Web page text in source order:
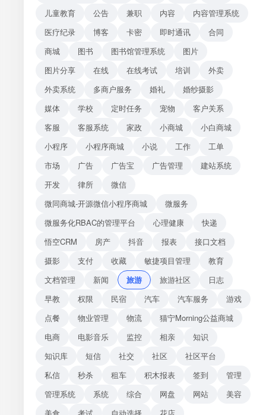
儿童教育
公告 兼职 内容
内容管理系统
医疗纪录
博客 卡密 即时通讯
合同
商城
图书 图书馆管理系统
图片
图片分享
在线 在线考试 培训
外卖
外卖系统
多商户服务 婚礼
婚纱摄影
媒体
学校 定时任务 宠物
客户关系
客服
客服系统 家政 小商城
小白商城
小程序
小程序商城 小说 工作
工单
市场
广告 广告宝 广告管理
建站系统
开发
律所
微信
微同商城-开源微信小程序商城
微服务
微服务化RBAC的管理平台
心理健康
快递
悟空CRM
房产 抖音 报表
接口文档
摄影
支付 收藏 敏捷项目管理
教育
文档管理
新闻 旅游 旅游社区
日志
早教
权限 民宿 汽车 汽车服务
游戏
点餐
物业管理 物流
猫宁Morning公益商城
电商
电影音乐 监控 相亲
知识
知识库
短信 社交 社区
社区平台
私信
秒杀 租车 积木报表 签到
管理
管理系统
系统 综合 网盘 网站
美容